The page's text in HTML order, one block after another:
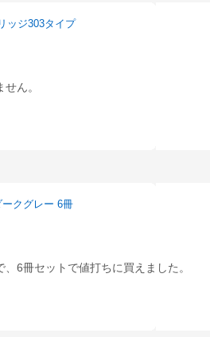
ッジ303タイプ
ん。
クグレー 6冊
6冊セットで値打ちに買えました。